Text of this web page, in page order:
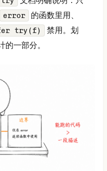
error 的函数里用、
try(f)
禁用。划
一部分。